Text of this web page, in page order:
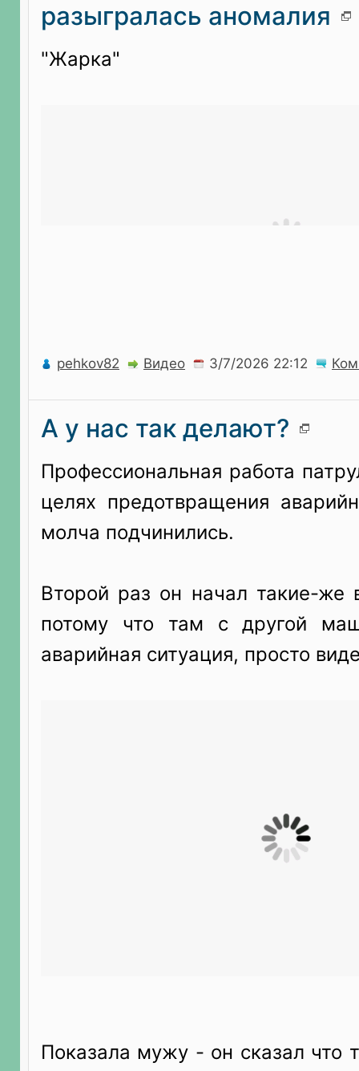
разыгралась аномалия
"Жарка"
pehkov82 Видео
А у нас так делают?
Профессиональная работа
целях предотвращения
молча подчинились.
Второй раз он начал такие-же
потому что там с другой
аварийная ситуация, просто
Показала мужу - он сказал что